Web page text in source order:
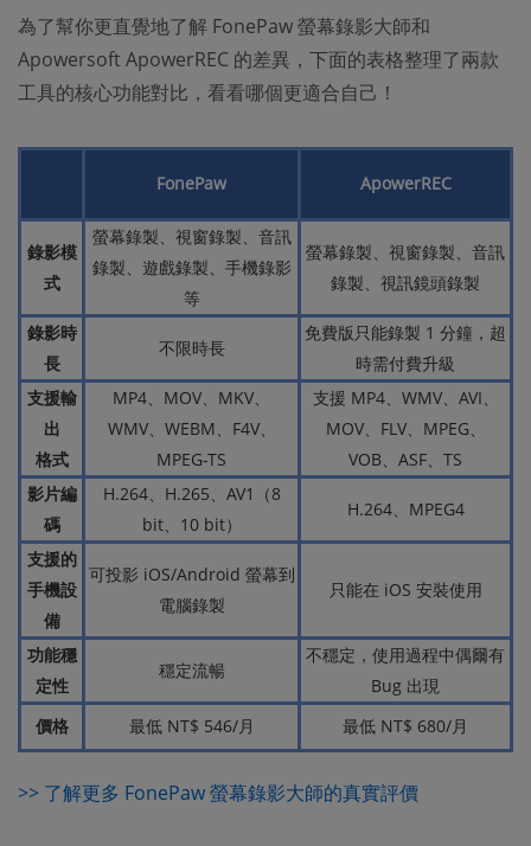
為了幫你更直覺地了解 FonePaw 螢幕錄影大師和
Apowersoft ApowerREC 的差異，下面的表格整理了兩款
工具的核心功能對比，看看哪個更適合自己！
FonePaw ApowerREC
錄影模
式
螢幕錄製、視窗錄製、音訊
錄製、遊戲錄製、手機錄影
等
螢幕錄製、視窗錄製、音訊
錄製、視訊鏡頭錄製
錄影時
長
不限時長
免費版只能錄製 1 分鐘，超
時需付費升級
支援輸
出
格式
MP4、MOV、MKV、
WMV、WEBM、F4V、
MPEG-TS
支援 MP4、WMV、AVI、
MOV、FLV、MPEG、
VOB、ASF、TS
影片編
碼
H.264、H.265、AV1（8
bit、10 bit）
H.264、MPEG4
支援的
手機設
備
可投影 iOS/Android 螢幕到
電腦錄製
只能在 iOS 安裝使用
功能穩
定性
穩定流暢
不穩定，使用過程中偶爾有
Bug 出現
價格
最低 NT$ 546/月 最低 NT$ 680/月
>> 了解更多 FonePaw 螢幕錄影大師的真實評價